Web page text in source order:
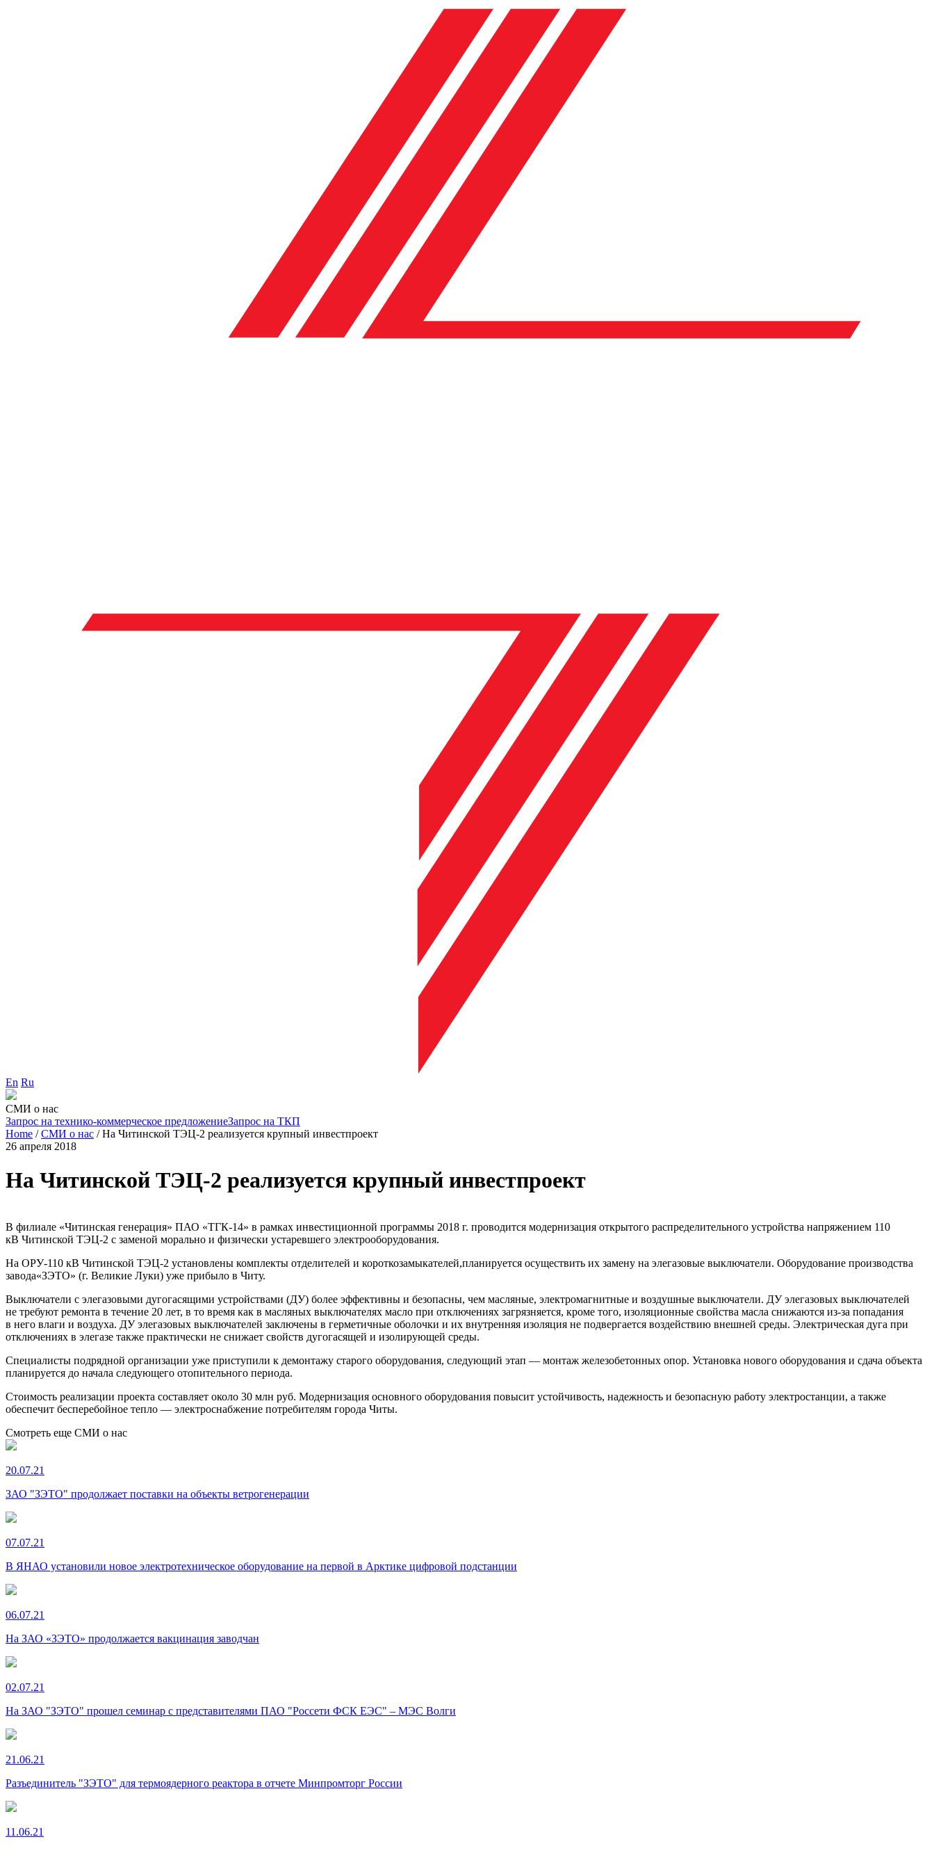
En Ru
СМИ о нас
Запрос на технико-коммерческое предложениеЗапрос на ТКП
Home /СМИ о нас /На Читинской ТЭЦ-2 реализуется крупный инвестпроект
26 апреля 2018
На Читинской ТЭЦ-2 реализуется крупный инвестпроект
В филиале «Читинская генерация» ПАО «ТГК-14» в рамках инвестиционной программы 2018 г. проводится модернизация открытого распределительного устройства напряжением 110
кВ Читинской ТЭЦ-2 с заменой морально и физически устаревшего электрооборудования.
На ОРУ-110 кВ Читинской ТЭЦ-2 установлены комплекты отделителей и короткозамыкателей,планируется осуществить их замену на элегазовые выключатели. Оборудование производства
завода«ЗЭТО» (г. Великие Луки) уже прибыло в Читу.
Выключатели с элегазовыми дугогасящими устройствами (ДУ) более эффективны и безопасны, чем масляные, электромагнитные и воздушные выключатели. ДУ элегазовых выключателей
не требуют ремонта в течение 20 лет, в то время как в масляных выключателях масло при отключениях загрязняется, кроме того, изоляционные свойства масла снижаются из-за попадания
в него влаги и воздуха. ДУ элегазовых выключателей заключены в герметичные оболочки и их внутренняя изоляция не подвергается воздействию внешней среды. Электрическая дуга при
отключениях в элегазе также практически не снижает свойств дугогасящей и изолирующей среды.
Специалисты подрядной организации уже приступили к демонтажу старого оборудования, следующий этап — монтаж железобетонных опор. Установка нового оборудования и сдача объекта
планируется до начала следующего отопительного периода.
Стоимость реализации проекта составляет около 30 млн руб. Модернизация основного оборудования повысит устойчивость, надежность и безопасную работу электростанции, а также
обеспечит бесперебойное тепло — электроснабжение потребителям города Читы.
Смотреть еще СМИ о нас
20.07.21
ЗАО "ЗЭТО" продолжает поставки на объекты ветрогенерации
07.07.21
В ЯНАО установили новое электротехническое оборудование на первой в Арктике цифровой подстанции
06.07.21
На ЗАО «ЗЭТО» продолжается вакцинация заводчан
02.07.21
На ЗАО "ЗЭТО" прошел семинар с представителями ПАО "Россети ФСК ЕЭС" – МЭС Волги
21.06.21
Разъединитель "ЗЭТО" для термоядерного реактора в отчете Минпромторг России
11.06.21